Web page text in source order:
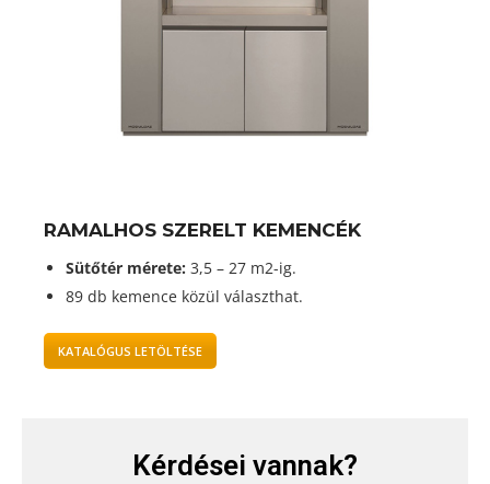
RAMALHOS SZERELT KEMENCÉK
Sütőtér mérete: 3,5 – 27 m2-ig.
89 db kemence közül választhat.
KATALÓGUS LETÖLTÉSE
Kérdései vannak?